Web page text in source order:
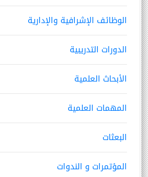
الوظائف الإشرافية والإدارية
الدورات التدريبية
الأبحاث العلمية
المهمات العلمية
البعثات
المؤتمرات و الندوات